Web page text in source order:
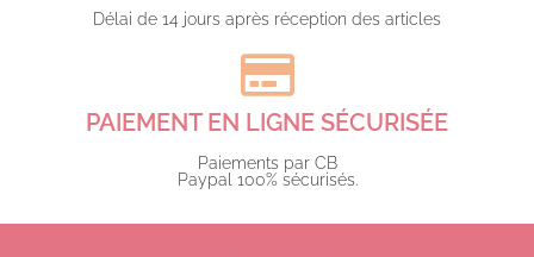
Délai de 14 jours après réception des articles
PAIEMENT EN LIGNE SÉCURISÉE
Paiements par CB
Paypal 100% sécurisés.​